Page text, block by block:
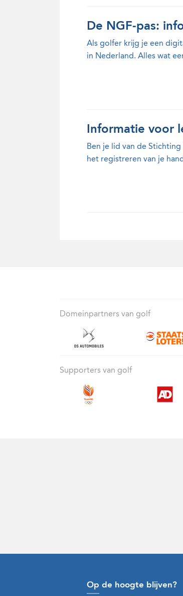
De NGF-pas:
Als golfer krijg je een
in Nederland. Alles wat
Informatie voor
Ben je lid van de
het registreren van je
Domeinpartners van golf
Supporters van golf
Op de hoogte blijven?